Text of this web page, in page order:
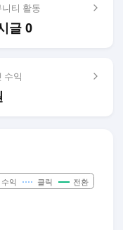
티 활동
글 0
수익